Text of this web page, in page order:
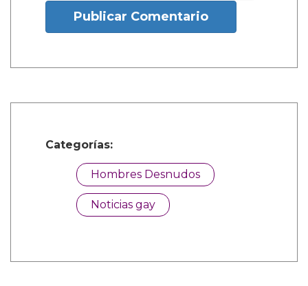
Publicar Comentario
Categorías:
Hombres Desnudos
Noticias gay